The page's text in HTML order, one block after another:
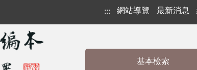
::: 網站導覽 最新消息
基本檢索